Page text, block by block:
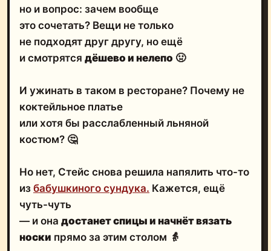
но и вопрос: зачем вообще
это сочетать? Вещи не только
не подходят друг другу, но ещё
и смотрятся дёшево и нелепо 🤢
И ужинать в таком в ресторане? Почему не
коктейльное платье
или хотя бы расслабленный льняной
костюм? 🤔
Но нет, Стейс снова решила напялить что-то
из бабушкиного сундука. Кажется, ещё
чуть-чуть
— и она достанет спицы и начнёт вязать
носки прямо за этим столом 👵